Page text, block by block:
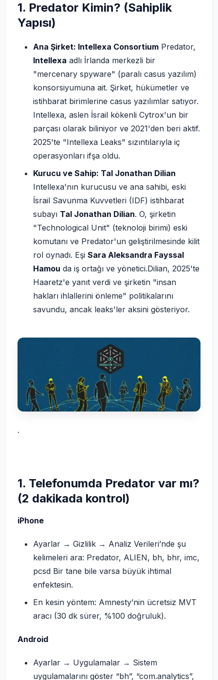
1. Predator Kimin? (Sahiplik
Yapısı)
Ana Şirket: Intellexa Consortium Predator,
Intellexa adlı İrlanda merkezli bir
"mercenary spyware" (paralı casus yazılım)
konsorsiyumuna ait. Şirket, hükümetler ve
istihbarat birimlerine casus yazılımlar satıyor.
Intellexa, aslen İsrail kökenli Cytrox'un bir
parçası olarak biliniyor ve 2021'den beri aktif.
2025'te "Intellexa Leaks" sızıntılarıyla iç
operasyonları ifşa oldu.
Kurucu ve Sahip: Tal Jonathan Dilian
Intellexa'nın kurucusu ve ana sahibi, eski
İsrail Savunma Kuvvetleri (IDF) istihbarat
subayı Tal Jonathan Dilian. O, şirketin
"Technological Unit" (teknoloji birimi) eski
komutanı ve Predator'un geliştirilmesinde kilit
rol oynadı. Eşi Sara Aleksandra Fayssal
Hamou da iş ortağı ve yönetici.Dilian, 2025'te
Haaretz'e yanıt verdi ve şirketin "insan
hakları ihlallerini önleme" politikalarını
savundu, ancak leaks'ler aksini gösteriyor.
.
1. Telefonumda Predator var mı?
(2 dakikada kontrol)
iPhone
Ayarlar → Gizlilik → Analiz Verileri’nde şu
kelimeleri ara: Predator, ALIEN, bh, bhr, imc,
pcsd Bir tane bile varsa büyük ihtimal
enfektesin.
En kesin yöntem: Amnesty’nin ücretsiz MVT
aracı (30 dk sürer, %100 doğruluk).
Android
Ayarlar → Uygulamalar → Sistem
uygulamalarını göster “bh”, “com.analytics”,